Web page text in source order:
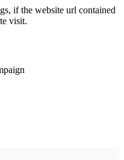
if the website url contained
visit.